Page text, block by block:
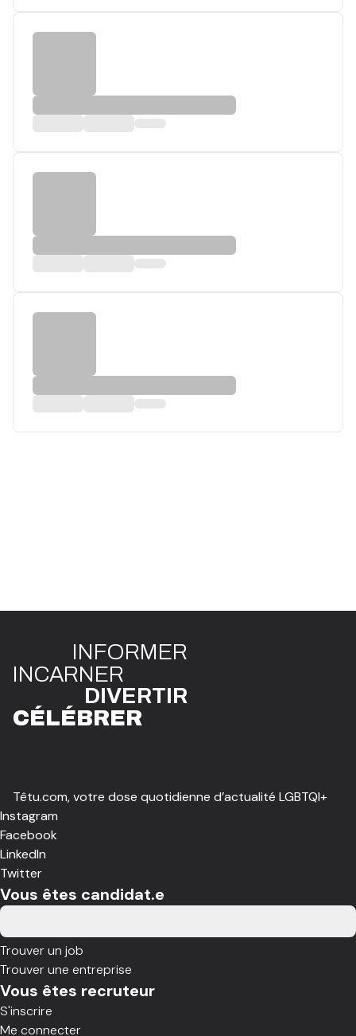
INFORMER
INCARNER
DIVERTIR
CÉLÉBRER
Têtu.com, votre dose quotidienne d’actualité LGBTQI+
Instagram
Facebook
LinkedIn
Twitter
Vous êtes candidat.e
Trouver un job
Trouver une entreprise
Vous êtes recruteur
S'inscrire
Me connecter